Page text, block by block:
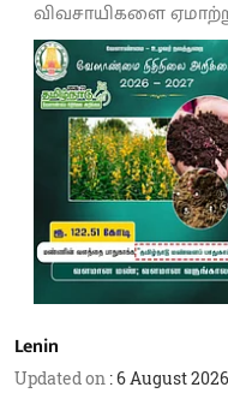
விவசாயிகளை
Lenin
Updated on :6 August